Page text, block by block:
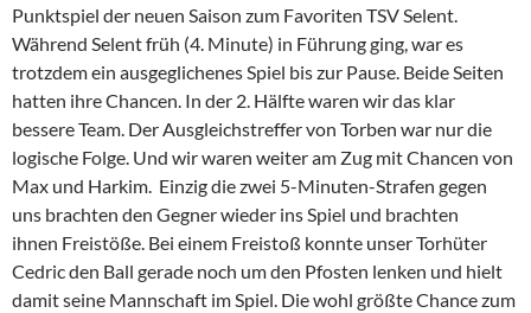
Punktspiel der neuen Saison zum Favoriten TSV Selent.
Während Selent früh (4. Minute) in Führung ging, war es
trotzdem ein ausgeglichenes Spiel bis zur Pause. Beide Seiten
hatten ihre Chancen. In der 2. Hälfte waren wir das klar
bessere Team. Der Ausgleichstreffer von Torben war nur die
logische Folge. Und wir waren weiter am Zug mit Chancen von
Max und Harkim. Einzig die zwei 5-Minuten-Strafen gegen
uns brachten den Gegner wieder ins Spiel und brachten
ihnen Freistöße. Bei einem Freistoß konnte unser Torhüter
Cedric den Ball gerade noch um den Pfosten lenken und hielt
damit seine Mannschaft im Spiel. Die wohl größte Chance zum